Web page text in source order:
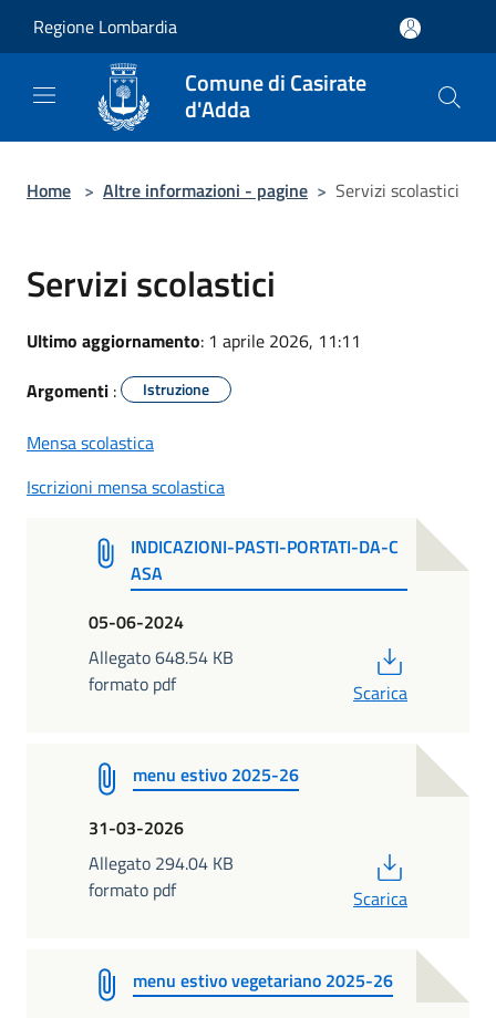
Regione Lombardia
Comune di Casirate
d'Adda
Home > Altre informazioni - pagine > Servizi scolastici
Servizi scolastici
Ultimo aggiornamento: 1 aprile 2026, 11:11
Argomenti : Istruzione
Mensa scolastica
Iscrizioni mensa scolastica
INDICAZIONI-PASTI-PORTATI-DA-C
ASA
05-06-2024
Allegato 648.54 KB
formato pdf
Scarica
menu estivo 2025-26
31-03-2026
Allegato 294.04 KB
formato pdf
Scarica
menu estivo vegetariano 2025-26